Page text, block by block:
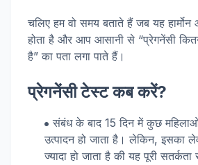
चलिए हम वो समय बताते हैं जब यह
होता है और आप आसानी से “प्रेगनेंसी
है” का पता लगा पाते हैं।
प्रेगनेंसी टेस्ट कब करें?
संबंध के बाद 15 दिन में कुछ
उत्पादन हो जाता है। लेकिन, इसका
ज्यादा हो जाता है की यह पूरी